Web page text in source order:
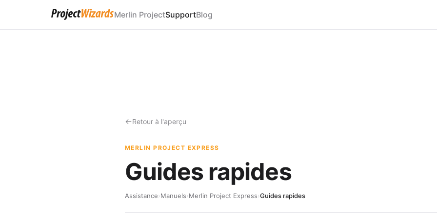
Merlin ProjectSupportBlog
Retour à l'aperçu
MERLIN PROJECT EXPRESS
Guides rapides
Assistance›Manuels›Merlin Project Express›Guides rapides